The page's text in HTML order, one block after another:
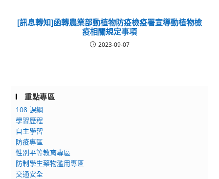
[訊息轉知]函轉農業部動植物防疫檢疫署宣導動植物檢
疫相關規定事項
2023-09-07
重點專區
108 課綱
學習歷程
自主學習
防疫專區
性別平等教育專區
防制學生藥物濫用專區
交通安全